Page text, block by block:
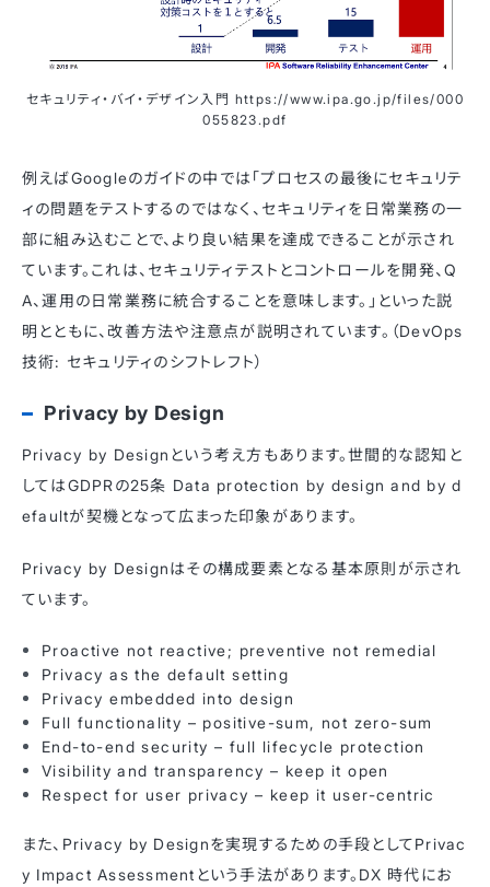
セキュリティ・バイ・デザイン入門 https://www.ipa.go.jp/files/000
055823.pdf
例えばGoogleのガイドの中では「プロセスの最後にセキュリテ
ィの問題をテストするのではなく、セキュリティを日常業務の一
部に組み込むことで、より良い結果を達成できることが示され
ています。これは、セキュリティテストとコントロールを開発、Q
A、運用の日常業務に統合することを意味します。」といった説
明とともに、改善方法や注意点が説明されています。（DevOps
技術: セキュリティのシフトレフト）
Privacy by Design
Privacy by Designという考え方もあります。世間的な認知と
してはGDPRの25条 Data protection by design and by d
efaultが契機となって広まった印象があります。
Privacy by Designはその構成要素となる基本原則が示され
ています。
Proactive not reactive; preventive not remedial
Privacy as the default setting
Privacy embedded into design
Full functionality – positive-sum, not zero-sum
End-to-end security – full lifecycle protection
Visibility and transparency – keep it open
Respect for user privacy – keep it user-centric
また、Privacy by Designを実現するための手段としてPrivac
y Impact Assessmentという手法があります。DX 時代にお